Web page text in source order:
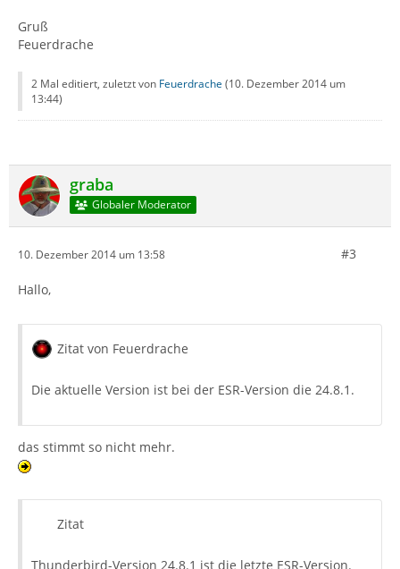
Gruß
Feuerdrache
2 Mal editiert, zuletzt von Feuerdrache (10. Dezember 2014 um
13:44)
graba
Globaler Moderator
10. Dezember 2014 um 13:58 #3
Hallo,
Zitat von Feuerdrache
Die aktuelle Version ist bei der ESR-Version die 24.8.1.
das stimmt so nicht mehr.
Zitat
Thunderbird-Version 24.8.1 ist die letzte ESR-Version.